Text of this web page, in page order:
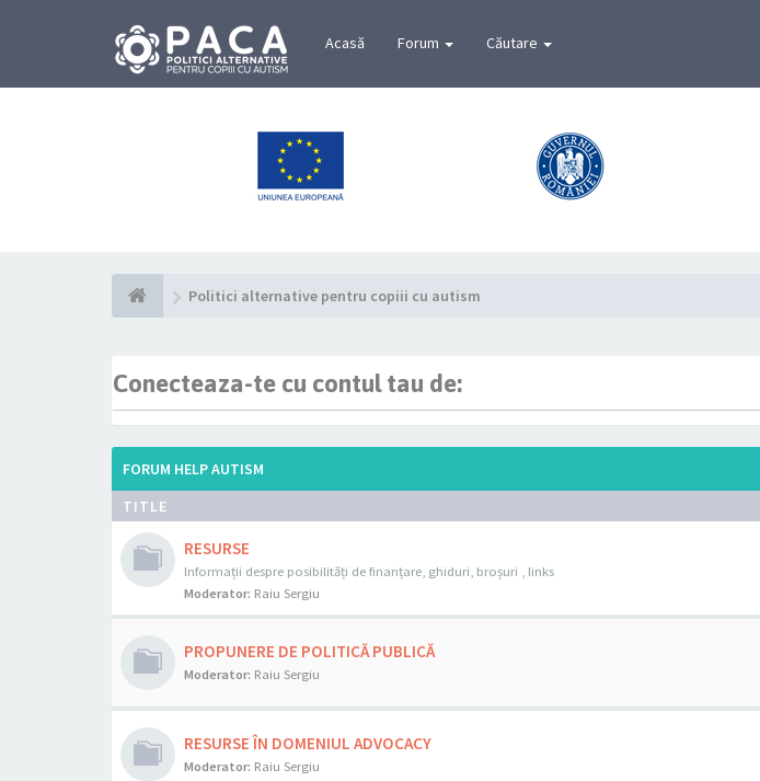
Acasă Forum Căutare
Politici alternative pentru copiii cu autism
Conecteaza-te cu contul tau de:
FORUM HELP AUTISM
TITLE
RESURSE
Informații despre posibilități de finanțare, ghiduri, broșuri , links
Moderator: Raiu Sergiu
PROPUNERE DE POLITICĂ PUBLICĂ
Moderator: Raiu Sergiu
RESURSE ÎN DOMENIUL ADVOCACY
Moderator: Raiu Sergiu